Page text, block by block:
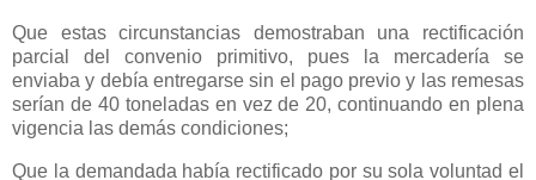
Que estas circunstancias demostraban una rectificación
parcial del convenio primitivo, pues la mercadería se
enviaba y debía entregarse sin el pago previo y las remesas
serían de 40 toneladas en vez de 20, continuando en plena
vigencia las demás condiciones;
Que la demandada había rectificado por su sola voluntad el